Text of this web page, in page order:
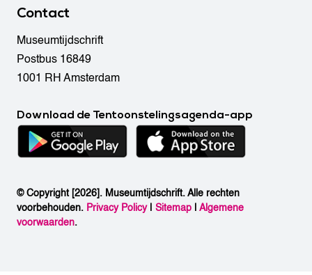
Contact
Museumtijdschrift
Postbus 16849
1001 RH Amsterdam
Download de Tentoonstelingsagenda-app
© Copyright [2026]. Museumtijdschrift. Alle rechten
voorbehouden. Privacy Policy| Sitemap |Algemene
voorwaarden.